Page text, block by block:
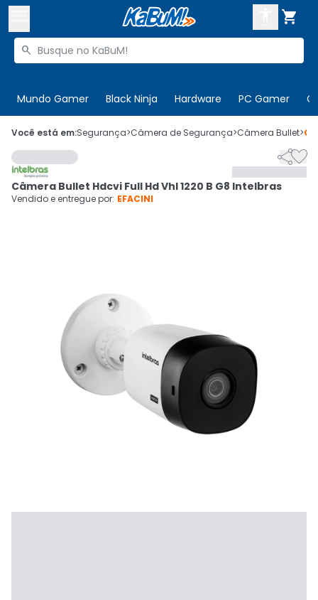

Buscar produtos

Mundo Gamer Black Ninja Hardware PC Gamer
 Olá. Acesse sua conta
 Departamentos
Cupons
CADASTRE-SE
Você está em:Segurança>Câmera de Segurança>Câmera Bullet>

Câmera Bullet Hdcvi Full Hd Vhl 1220 B G8 Intelbras
Vendido e entregue por: EFACINI